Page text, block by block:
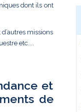
dont ils ont
missions
etc....
et
de